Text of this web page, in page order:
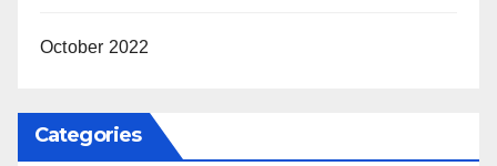
October 2022
Categories